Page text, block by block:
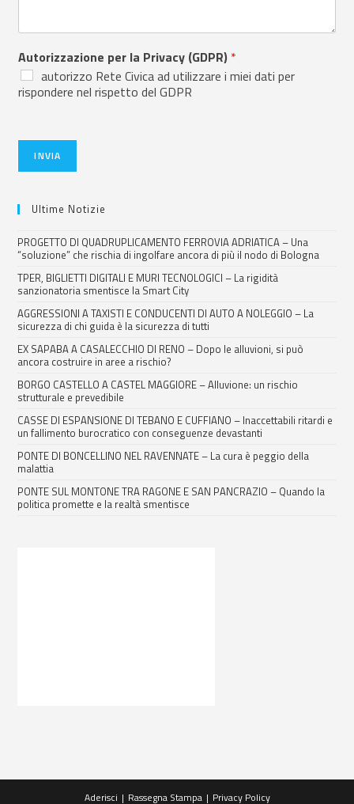
Autorizzazione per la Privacy (GDPR) *
autorizzo Rete Civica ad utilizzare i miei dati per
rispondere nel rispetto del GDPR
INVIA
Ultime Notizie
PROGETTO DI QUADRUPLICAMENTO FERROVIA ADRIATICA – Una
“soluzione” che rischia di ingolfare ancora di più il nodo di Bologna
TPER, BIGLIETTI DIGITALI E MURI TECNOLOGICI – La rigidità
sanzionatoria smentisce la Smart City
AGGRESSIONI A TAXISTI E CONDUCENTI DI AUTO A NOLEGGIO – La
sicurezza di chi guida è la sicurezza di tutti
EX SAPABA A CASALECCHIO DI RENO – Dopo le alluvioni, si può
ancora costruire in aree a rischio?
BORGO CASTELLO A CASTEL MAGGIORE – Alluvione: un rischio
strutturale e prevedibile
CASSE DI ESPANSIONE DI TEBANO E CUFFIANO – Inaccettabili ritardi e
un fallimento burocratico con conseguenze devastanti
PONTE DI BONCELLINO NEL RAVENNATE – La cura è peggio della
malattia
PONTE SUL MONTONE TRA RAGONE E SAN PANCRAZIO – Quando la
politica promette e la realtà smentisce
Aderisci Rassegna Stampa Privacy Policy